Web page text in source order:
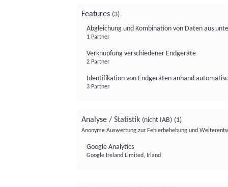
Features (3)
Abgleichung und Kombination von Daten aus
1 Partner
Verknüpfung verschiedener Endgeräte
2 Partner
Identifikation von Endgeräten anhand
3 Partner
Analyse / Statistik (nicht IAB) (1)
Anonyme Auswertung zur Fehlerbehebung und
Google Analytics
Google Ireland Limited, Irland